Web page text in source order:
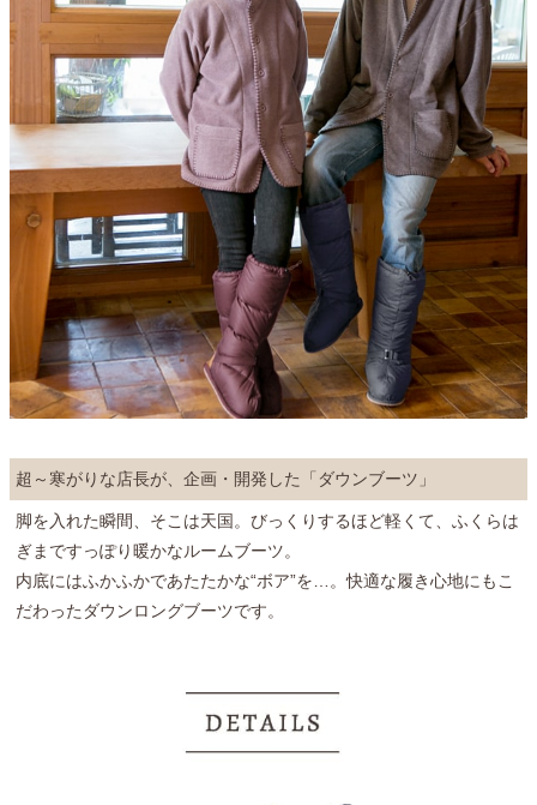
超～寒がりな店長が、企画・開発した「ダウンブーツ」
脚を入れた瞬間、そこは天国。びっくりするほど軽くて、ふくらは
ぎまですっぽり暖かなルームブーツ。
内底にはふかふかであたたかな“ボア”を…。快適な履き心地にもこ
だわったダウンロングブーツです。